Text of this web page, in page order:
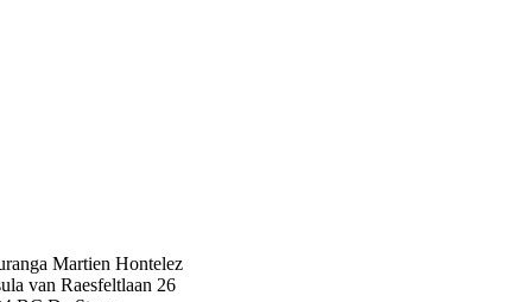
Martien Hontelez
van Raesfeltlaan 26